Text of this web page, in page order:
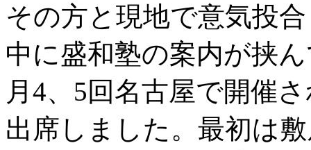
その方と現地で意気投
中に盛和塾の案内が挟
月4、5回名古屋で開催
出席しました。最初は